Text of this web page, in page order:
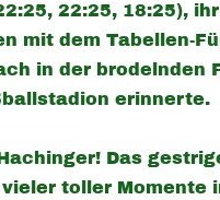
22:25, 18:25),
mit dem Tabellen-
in der brodelnden
erinnerte.
Das
toller Momente